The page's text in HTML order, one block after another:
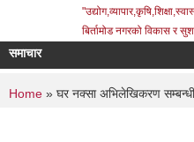
बिर्तामोड नगरको विकास र
समाचार
You are here
Home » घर नक्सा अभिलेखिकरण